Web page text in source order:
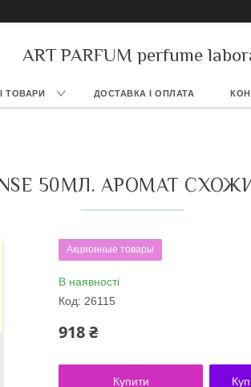
ART PARFUM perfume
ТОВАРИ ДОСТАВКА І ОПЛАТА
50МЛ. АРОМАТ
Акционные товары
В наявності
Код: 26115
918 ₴
Купити